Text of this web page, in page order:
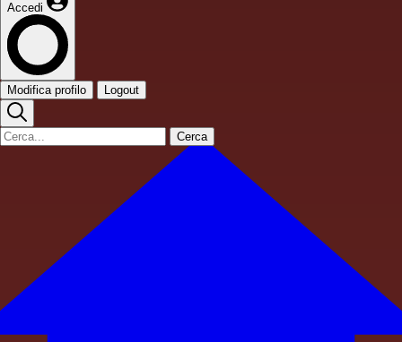
Accedi
Modifica profilo Logout
Cerca